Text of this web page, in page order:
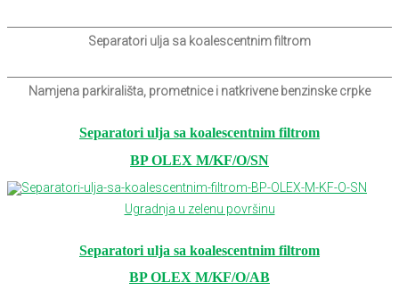
Separatori ulja sa koalescentnim filtrom
Namjena parkirališta, prometnice i natkrivene benzinske crpke
Separatori ulja sa koalescentnim filtrom
BP OLEX M/KF/O/SN
Ugradnja u zelenu površinu
Separatori ulja sa koalescentnim filtrom
BP OLEX M/KF/O/AB